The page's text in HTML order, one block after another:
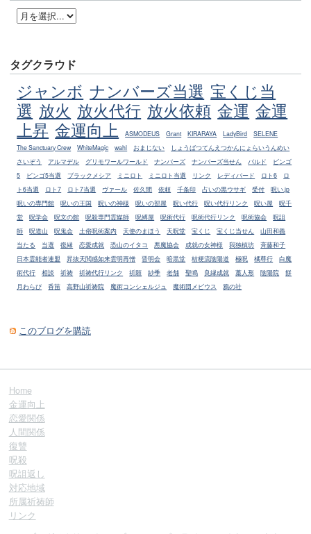
タグクラウド
ジャンボ ナンバーズ当選 宝くじ当
選 放火 放火代行 放火依頼 金運 金運
上昇 金運向上 ASMODEUS Grant KIRARAYA LadyBird
SELENE
The Sanctuary Crew
WhiteMagic wahl おまじない
しょうばつてんえつかんにょらいうんめい
さいぞう
アルマデル グリモワールワールド ナンバーズ ナンバーズ当せん バルド
ビンゴ
5
ビンゴ5当選 ブラックメシア ミニロト ミニロト当選 リンク レディバード ロト6
ロ
ト6当選
ロト7 ロト7当選 ヴァール 佐久間 依頼 千条印 占いの黒ウサギ 受付
呪い.jp
呪いの専門館
呪いの王国 呪いの神様 呪いの部屋 呪い代行 呪い代行リンク 呪い屋
呪千
堂
呪学会 呪文の館 呪殺専門霊媒師 呪縛屋 呪術代行 呪術代行リンク 呪術協会
呪詛
師
呪道山 呪鬼会 土俗呪術案内 天使のまほう 天呪堂 宝くじ 宝くじ当せん
山田和義
当たる
当選 復縁 恋愛成就 恐山のイタコ 悪魔協会 成就の女神様 我独槙坊
斉藤和子
日本霊能者連盟
昇抜天閲感如来雲明再憎 晋明会 暗黒堂 桔梗流陰陽道 極呪 橘尊行
白魔
術代行
相談 祈祷 祈祷代行リンク 祈願 紗季 老舗 聖鳴 良縁成就 藁人形 陰陽院
餅
月わらび
香苗 高野山祈祷院 魔術コンシェルジュ 魔術団メビウス 鴉の社
このブログを購読
Home
金運向上
恋愛関係
人間関係
復讐
呪殺
呪詛返し
対応地域
所属祈祷師
リンク